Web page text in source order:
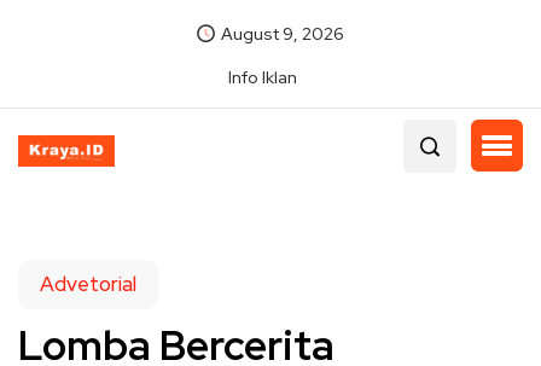
August 9, 2026
Info Iklan
Advetorial
Lomba Bercerita